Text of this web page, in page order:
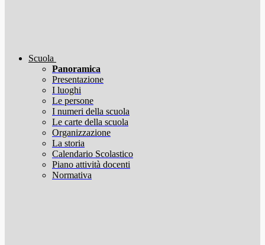
Scuola
Panoramica
Presentazione
I luoghi
Le persone
I numeri della scuola
Le carte della scuola
Organizzazione
La storia
Calendario Scolastico
Piano attività docenti
Normativa